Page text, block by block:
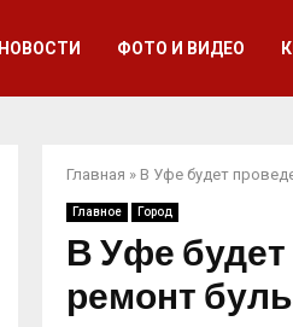
НОВОСТИ ФОТО И ВИДЕО
Главная » В Уфе будет
Главное Город
В Уфе
ремонт